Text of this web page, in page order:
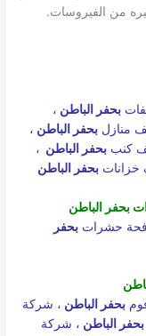
بحفر الباطن ،
منازلبحفر الباطن ،
كنببحفر الباطن ،
خزاناتبحفر الباطن
بحفر الباطن
حشراتبحفر
بحفر الباطن ، شركة
بحفر الباطن ، شركة